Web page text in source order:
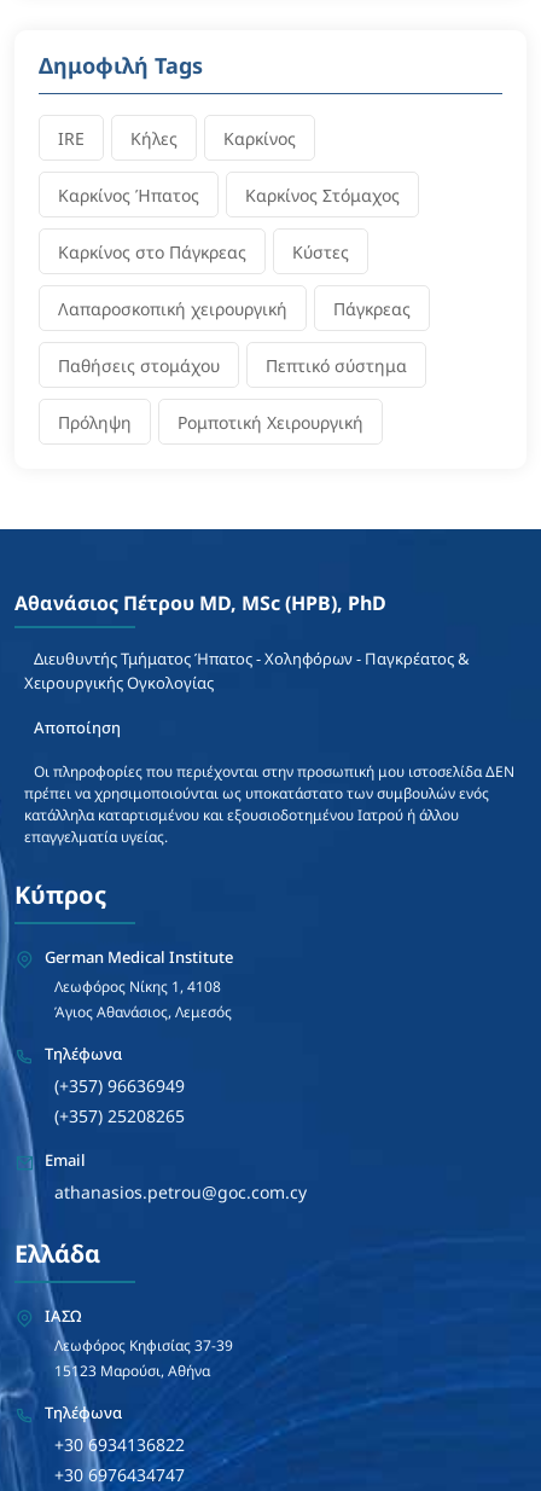
Δημοφιλή Tags
IRE Κήλες Καρκίνος
Καρκίνος Ήπατος Καρκίνος Στόμαχος
Καρκίνος στο Πάγκρεας Κύστες
Λαπαροσκοπική χειρουργική Πάγκρεας
Παθήσεις στομάχου Πεπτικό σύστημα
Πρόληψη Ρομποτική Χειρουργική
Αθανάσιος Πέτρου MD, MSc (HPB), PhD
Διευθυντής Τμήματος Ήπατος - Χοληφόρων - Παγκρέατος &
Χειρουργικής Ογκολογίας
Αποποίηση
Οι πληροφορίες που περιέχονται στην προσωπική μου ιστοσελίδα ΔΕΝ
πρέπει να χρησιμοποιούνται ως υποκατάστατο των συμβουλών ενός
κατάλληλα καταρτισμένου και εξουσιοδοτημένου Ιατρού ή άλλου
επαγγελματία υγείας.
Κύπρος
German Medical Institute
Λεωφόρος Νίκης 1, 4108
Άγιος Αθανάσιος, Λεμεσός
Τηλέφωνα
(+357) 96636949
(+357) 25208265
Email
athanasios.petrou@goc.com.cy
Ελλάδα
ΙΑΣΩ
Λεωφόρος Κηφισίας 37-39
15123 Μαρούσι, Αθήνα
Τηλέφωνα
+30 6934136822
+30 6976434747